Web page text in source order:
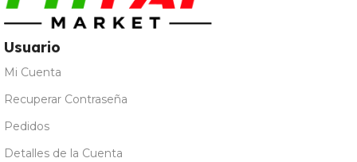
Usuario
Mi Cuenta
Recuperar Contraseña
Pedidos
Detalles de la Cuenta